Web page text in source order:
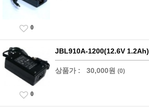
0
JBL910A-1200(12.6V 1.2Ah)
상품가 : 30,000원 (0)
0